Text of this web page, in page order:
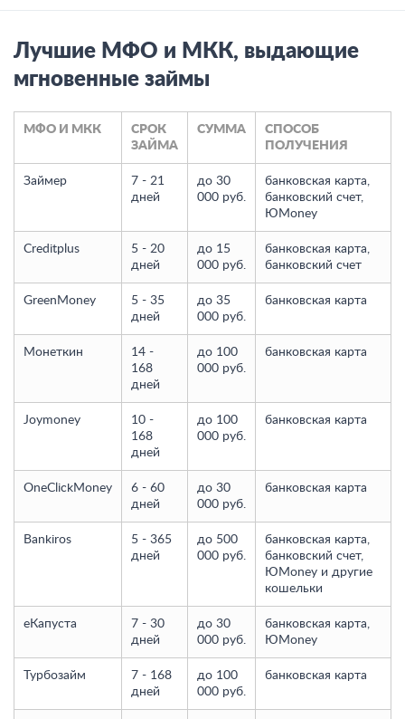
Лучшие МФО и МКК, выдающие
мгновенные займы
МФО И МКК
СРОК
ЗАЙМА
СУММА
СПОСОБ
ПОЛУЧЕНИЯ
Займер
7 - 21
дней
до 30
000 руб.
банковская карта,
банковский счет,
ЮMoney
Creditplus
5 - 20
дней
до 15
000 руб.
банковская карта,
банковский счет
GreenMoney
5 - 35
дней
до 35
000 руб.
банковская карта
Монеткин
14 -
168
дней
до 100
000 руб.
банковская карта
Joymoney
10 -
168
дней
до 100
000 руб.
банковская карта
OneClickMoney
6 - 60
дней
до 30
000 руб.
банковская карта
Bankiros
5 - 365
дней
до 500
000 руб.
банковская карта,
банковский счет,
ЮMoney и другие
кошельки
еКапуста
7 - 30
дней
до 30
000 руб.
банковская карта,
ЮMoney
Турбозайм
7 - 168
дней
до 100
000 руб.
банковская карта